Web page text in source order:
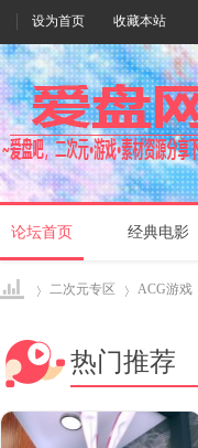
设为首页 收藏本站
论坛首页 经典电影
爱盘›
二次元专区
›
ACG游戏
›
热门推荐